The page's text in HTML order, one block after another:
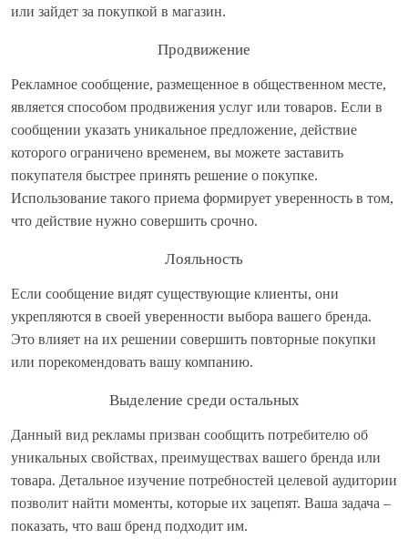
или зайдет за покупкой в магазин.
Продвижение
Рекламное сообщение, размещенное в общественном месте,
является способом продвижения услуг или товаров. Если в
сообщении указать уникальное предложение, действие
которого ограничено временем, вы можете заставить
покупателя быстрее принять решение о покупке.
Использование такого приема формирует уверенность в том,
что действие нужно совершить срочно.
Лояльность
Если сообщение видят существующие клиенты, они
укрепляются в своей уверенности выбора вашего бренда.
Это влияет на их решении совершить повторные покупки
или порекомендовать вашу компанию.
Выделение среди остальных
Данный вид рекламы призван сообщить потребителю об
уникальных свойствах, преимуществах вашего бренда или
товара. Детальное изучение потребностей целевой аудитории
позволит найти моменты, которые их зацепят. Ваша задача –
показать, что ваш бренд подходит им.